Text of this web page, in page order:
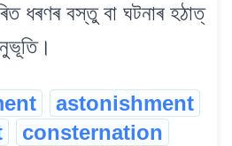
ধৰণৰ বস্তু বা ঘটনাৰ হঠাত্
astonishment
consternation